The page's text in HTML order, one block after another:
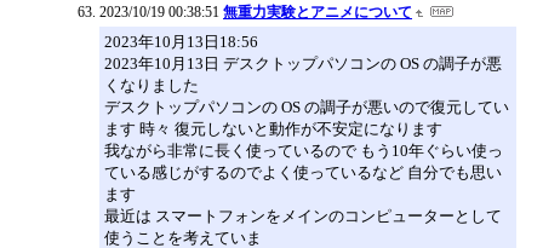
2023/10/19 00:38:51 無重力実験とアニメについて
2023年10月13日18:56
2023年10月13日 デスクトップパソコンの OS の調子が悪
くなりました
デスクトップパソコンの OS の調子が悪いので復元してい
ます 時々 復元しないと動作が不安定になります
我ながら非常に長く使っているので もう10年ぐらい使っ
ている感じがするのでよく使っているなど 自分でも思い
ます
最近は スマートフォンをメインのコンピューターとして
使うことを考えていま